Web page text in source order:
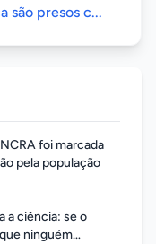
são presos c...
foi marcada
pela população
a ciência: se o
ninguém